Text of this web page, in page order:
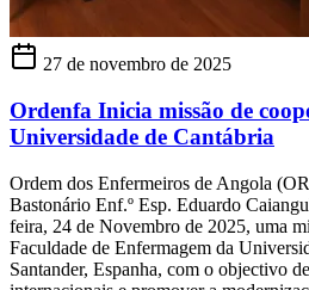
27 de novembro de 2025
Ordenfa Inicia missão de
Universidade de Cantábria
Ordem dos Enfermeiros de Angola
Bastonário Enf.º Esp. Eduardo
feira, 24 de Novembro de 2025, uma
Faculdade de Enfermagem da
Santander, Espanha, com o objectivo